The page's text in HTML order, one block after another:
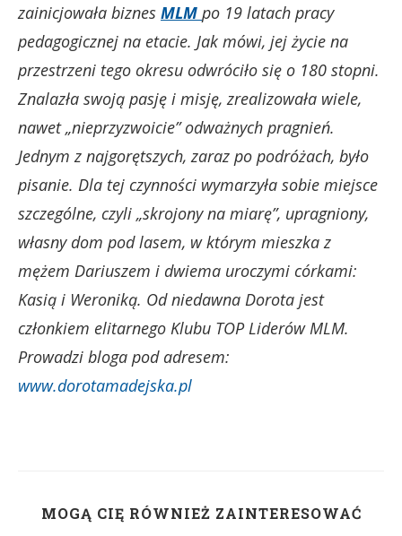
zainicjowała biznes MLM po 19 latach pracy
pedagogicznej na etacie. Jak mówi, jej życie na
przestrzeni tego okresu odwróciło się o 180 stopni.
Znalazła swoją pasję i misję, zrealizowała wiele,
nawet „nieprzyzwoicie” odważnych pragnień.
Jednym z najgorętszych, zaraz po podróżach, było
pisanie. Dla tej czynności wymarzyła sobie miejsce
szczególne, czyli „skrojony na miarę”, upragniony,
własny dom pod lasem, w którym mieszka z
mężem Dariuszem i dwiema uroczymi córkami:
Kasią i Weroniką. Od niedawna Dorota jest
członkiem elitarnego Klubu TOP Liderów MLM.
Prowadzi bloga pod adresem:
www.dorotamadejska.pl
MOGĄ CIĘ RÓWNIEŻ ZAINTERESOWAĆ